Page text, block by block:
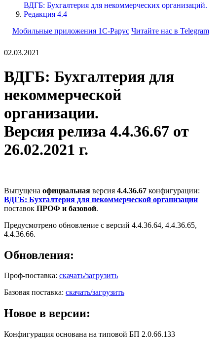
ВДГБ: Бухгалтерия для некоммерческих организаций.
Редакция 4.4
Мобильные приложения 1С-Рарус Читайте нас в Telegram
02.03.2021
ВДГБ: Бухгалтерия для
некоммерческой
организации.
Версия релиза 4.4.36.67 от
26.02.2021 г.
Выпущена официальная версия 4.4.36.67 конфигурации:
ВДГБ: Бухгалтерия для некоммерческой организации
поставок ПРОФ и базовой.
Предусмотрено обновление с версий 4.4.36.64, 4.4.36.65,
4.4.36.66.
Обновления:
Проф-поставка: скачать/загрузить
Базовая поставка: скачать/загрузить
Новое в версии:
Конфигурация основана на типовой БП 2.0.66.133